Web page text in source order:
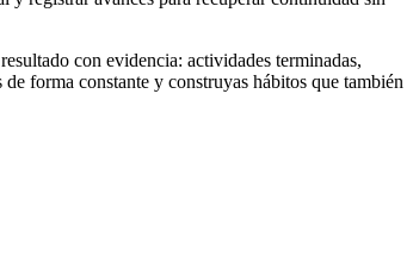
con evidencia: actividades terminadas,
forma constante y construyas hábitos que también